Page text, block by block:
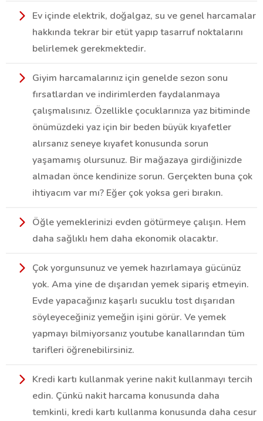
Ev içinde elektrik, doğalgaz, su ve genel harcamalar
hakkında tekrar bir etüt yapıp tasarruf noktalarını
belirlemek gerekmektedir.
Giyim harcamalarınız için genelde sezon sonu
fırsatlardan ve indirimlerden faydalanmaya
çalışmalısınız. Özellikle çocuklarınıza yaz bitiminde
önümüzdeki yaz için bir beden büyük kıyafetler
alırsanız seneye kıyafet konusunda sorun
yaşamamış olursunuz. Bir mağazaya girdiğinizde
almadan önce kendinize sorun. Gerçekten buna çok
ihtiyacım var mı? Eğer çok yoksa geri bırakın.
Öğle yemeklerinizi evden götürmeye çalışın. Hem
daha sağlıklı hem daha ekonomik olacaktır.
Çok yorgunsunuz ve yemek hazırlamaya gücünüz
yok. Ama yine de dışarıdan yemek sipariş etmeyin.
Evde yapacağınız kaşarlı sucuklu tost dışarıdan
söyleyeceğiniz yemeğin işini görür. Ve yemek
yapmayı bilmiyorsanız youtube kanallarından tüm
tarifleri öğrenebilirsiniz.
Kredi kartı kullanmak yerine nakit kullanmayı tercih
edin. Çünkü nakit harcama konusunda daha
temkinli, kredi kartı kullanma konusunda daha cesur